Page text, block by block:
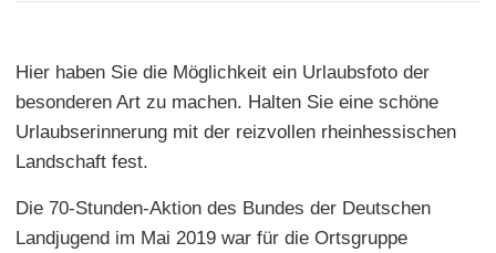
KarteRheinhessen Blog
Hier haben Sie die Möglichkeit ein Urlaubsfoto der
besonderen Art zu machen. Halten Sie eine schöne
Urlaubserinnerung mit der reizvollen rheinhessischen
Landschaft fest.
Die 70-Stunden-Aktion des Bundes der Deutschen
Landjugend im Mai 2019 war für die Ortsgruppe